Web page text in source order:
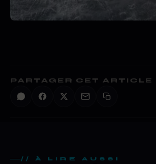
PARTAGER CET ARTICLE
// À LIRE AUSSI